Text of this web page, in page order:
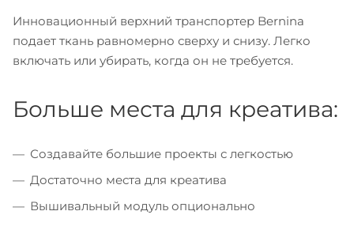
Инновационный верхний транспортер Bernina
подает ткань равномерно сверху и снизу. Легко
включать или убирать, когда он не требуется.
Больше места для креатива:
Создавайте большие проекты с легкостью
Достаточно места для креатива
Вышивальный модуль опционально